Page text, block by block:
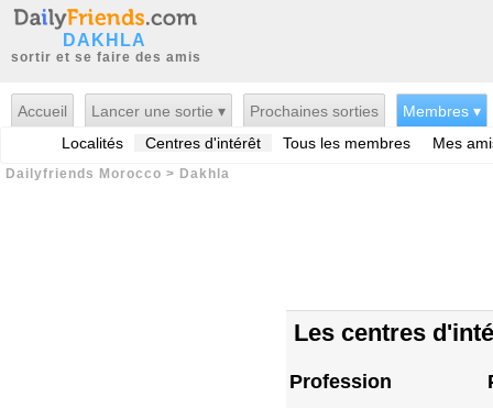
DAKHLA
sortir et se faire des amis
Accueil Lancer une sortie ▾ Prochaines sorties
Membres ▾
Localités
Centres d'intérêt Tous les membres Mes
Dailyfriends Morocco > Dakhla
Les centres
Profession